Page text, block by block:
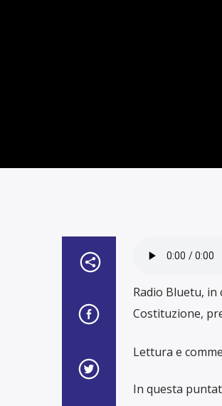
Radio Bluetu, in
Costituzione,
Lettura e
In questa